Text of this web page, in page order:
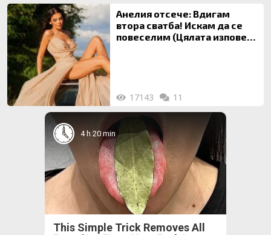
Анелия отсече: Вдигам
втора сватба! Искам да се
повеселим (Цялата изповед
17143 11
4 h 20 min
This Simple Trick Removes All